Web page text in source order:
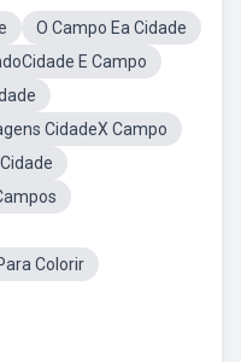
O Campo Ea Cidade
E Campo
CidadeX Campo
Colorir